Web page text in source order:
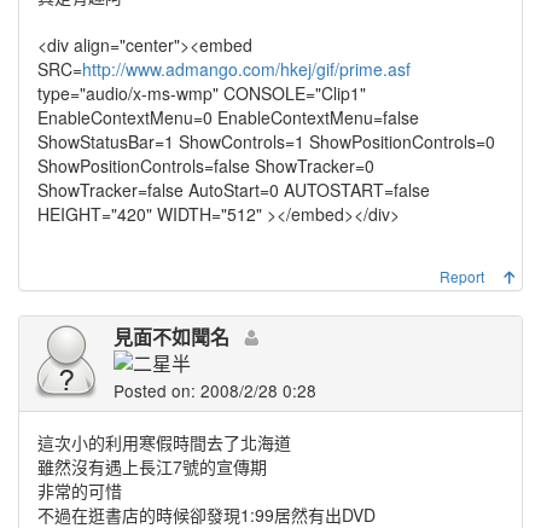
<div align="center"><embed
SRC=http://www.admango.com/hkej/gif/prime.asf
type="audio/x-ms-wmp" CONSOLE="Clip1"
EnableContextMenu=0 EnableContextMenu=false
ShowStatusBar=1 ShowControls=1 ShowPositionControls=0
ShowPositionControls=false ShowTracker=0
ShowTracker=false AutoStart=0 AUTOSTART=false
HEIGHT="420" WIDTH="512" ></embed></div>
Report
見面不如聞名
Posted on: 2008/2/28 0:28
這次小的利用寒假時間去了北海道
雖然沒有遇上長江7號的宣傳期
非常的可惜
不過在逛書店的時候卻發現1:99居然有出DVD